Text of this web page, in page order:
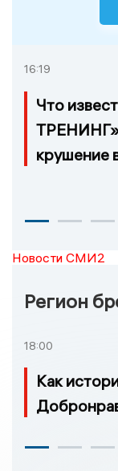
16:19
Что
крушение
Новости СМИ2
Регион
18:00
Как